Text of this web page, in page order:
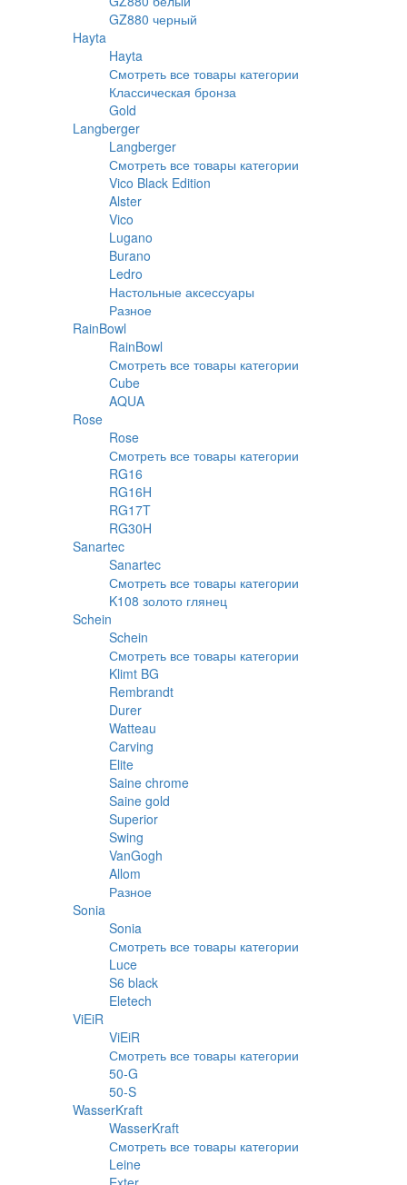
GZ880 черный
Hayta
Hayta
Смотреть все товары категории
Классическая бронза
Gold
Langberger
Langberger
Смотреть все товары категории
Vico Black Edition
Alster
Vico
Lugano
Burano
Ledro
Настольные аксессуары
Разное
RainBowl
RainBowl
Смотреть все товары категории
Cube
AQUA
Rose
Rose
Смотреть все товары категории
RG16
RG16H
RG17T
RG30H
Sanartec
Sanartec
Смотреть все товары категории
K108 золото глянец
Schein
Schein
Смотреть все товары категории
Klimt BG
Rembrandt
Durer
Watteau
Carving
Elite
Saine chrome
Saine gold
Superior
Swing
VanGogh
Allom
Разное
Sonia
Sonia
Смотреть все товары категории
Luce
S6 black
Eletech
ViEiR
ViEiR
Смотреть все товары категории
50-G
50-S
WasserKraft
WasserKraft
Смотреть все товары категории
Leine